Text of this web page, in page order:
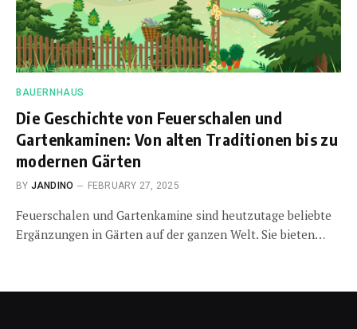
BAUERNHAUS
Die Geschichte von Feuerschalen und
Gartenkaminen: Von alten Traditionen bis zu
modernen Gärten
BY JANDINO FEBRUARY 27, 2025
Feuerschalen und Gartenkamine sind heutzutage beliebte
Ergänzungen in Gärten auf der ganzen Welt. Sie bieten…